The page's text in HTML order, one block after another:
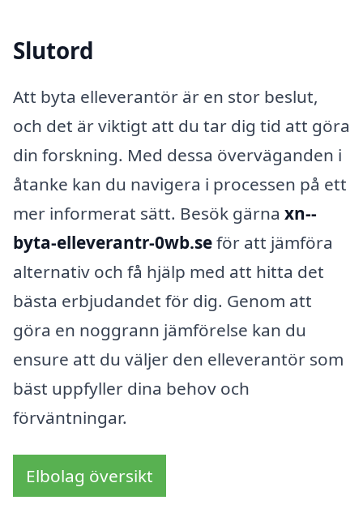
Slutord
Att byta elleverantör är en stor beslut,
och det är viktigt att du tar dig tid att göra
din forskning. Med dessa överväganden i
åtanke kan du navigera i processen på ett
mer informerat sätt. Besök gärna xn--
byta-elleverantr-0wb.seför att jämföra
alternativ och få hjälp med att hitta det
bästa erbjudandet för dig. Genom att
göra en noggrann jämförelse kan du
ensure att du väljer den elleverantör som
bäst uppfyller dina behov och
förväntningar.
Elbolag översikt